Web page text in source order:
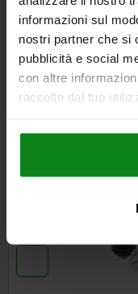
informazioni sul
nostri partner che si
pubblicità e social
con altre
raccolto dal tuo
SCARICARE
Altri
07166